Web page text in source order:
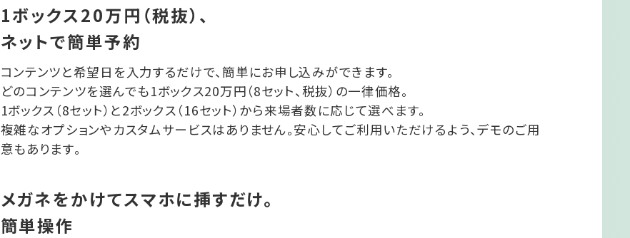
1ボックス20万円（税抜）、
ネットで簡単予約
コンテンツと希望日を入力するだけで、簡単にお申し込みができます。
どのコンテンツを選んでも1ボックス20万円（8セット、税抜）の一律価格。
1ボックス（8セット）と2ボックス（16セット）から来場者数に応じて選べます。
複雑なオプションやカスタムサービスはありません。安心してご利用いただけるよう、デモのご用
意もあります。
メガネをかけてスマホに挿すだけ。
簡単操作